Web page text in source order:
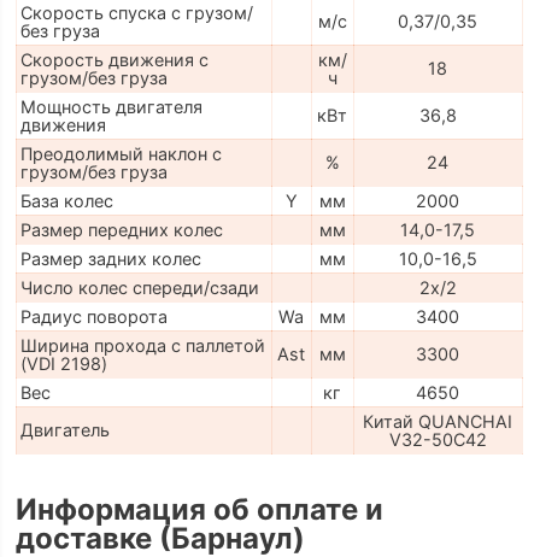
Скорость спуска с грузом/
без груза
м/с
0,37/0,35
Скорость движения с
грузом/без груза
км/
ч
18
Мощность двигателя
движения
кВт
36,8
Преодолимый наклон с
грузом/без груза
%
24
База колес
Y мм
2000
Размер передних колес
мм
14,0-17,5
Размер задних колес
мм
10,0-16,5
Число колес спереди/сзади
2x/2
Радиус поворота
Wa мм
3400
Ширина прохода с паллетой
(VDI 2198)
Ast мм
3300
Вес
кг
4650
Двигатель
Китай QUANCHAI
V32-50C42
Информация об оплате и
доставке (Барнаул)